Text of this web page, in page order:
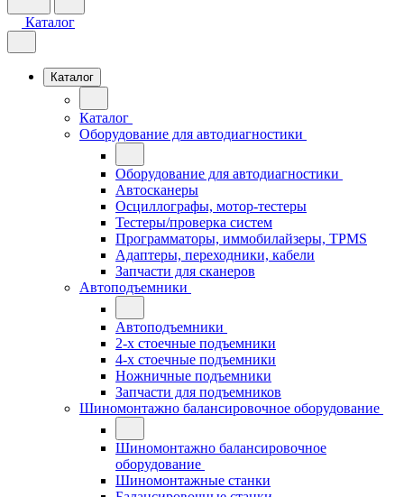
Каталог
Каталог
Каталог
Оборудование для автодиагностики
Оборудование для автодиагностики
Автосканеры
Осциллографы, мотор-тестеры
Тестеры/проверка систем
Программаторы, иммобилайзеры, TPMS
Адаптеры, переходники, кабели
Запчасти для сканеров
Автоподъемники
Автоподъемники
2-х стоечные подъемники
4-х стоечные подъемники
Ножничные подъемники
Запчасти для подъемников
Шиномонтажно балансировочное оборудование
Шиномонтажно балансировочное
оборудование
Шиномонтажные станки